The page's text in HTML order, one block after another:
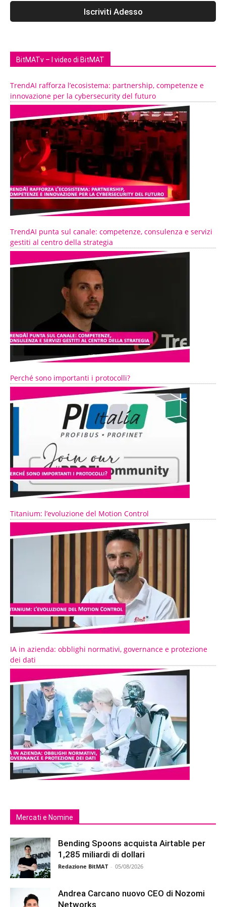
BitMATv – I video di BitMAT
TrendAI rafforza l’ecosistema: partnership, competenze e
innovazione per la cybersecurity del futuro
TrendAI punta sul canale: competenze, consulenza e servizi
gestiti al centro della strategia
Perché sono importanti i protocolli?
Titanium: l’evoluzione del Motion Control
IA in azienda: obblighi normativi, governance e protezione
dei dati
Mercati e Nomine
Bending Spoons acquista Airtable per
1,285 miliardi di dollari
Redazione BitMAT - 05/08/2026
Andrea Carcano nuovo CEO di Nozomi
Networks